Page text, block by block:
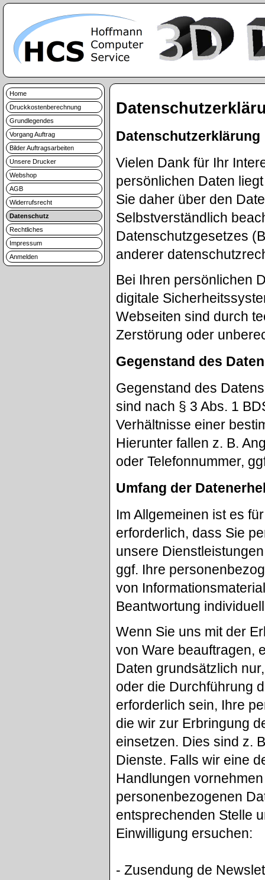
Home
Druckkostenberechnung
Grundlegendes
Vorgang Auftrag
Bilder Auftragsarbeiten
Unsere Drucker
Webshop
AGB
Widerrufsrecht
Datenschutz
Rechtliches
Impressum
Anmelden
Datenschutzerklärung
Vielen Dank für Ihr
persönlichen Daten
Sie daher über den
Selbstverständlich
Datenschutzgesetzes
anderer
Bei Ihren persönlichen
digitale
Webseiten sind durch
Zerstörung oder
Gegenstand des
Gegenstand des
sind nach § 3 Abs. 1
Verhältnisse einer
Hierunter fallen z. B.
oder Telefonnummer,
Umfang der
Im Allgemeinen ist es
erforderlich, dass Sie
unsere
ggf. Ihre
von
Beantwortung
Wenn Sie uns mit der
von Ware beauftragen,
Daten grundsätzlich
oder die Durchführung
erforderlich sein, Ihre
die wir zur Erbringung
einsetzen. Dies sind z.
Dienste. Falls wir eine
Handlungen
personenbezogenen
entsprechenden Stelle
Einwilligung ersuchen:
- Zusendung de